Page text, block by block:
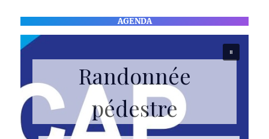
AGENDA
Randonnée
pédestre